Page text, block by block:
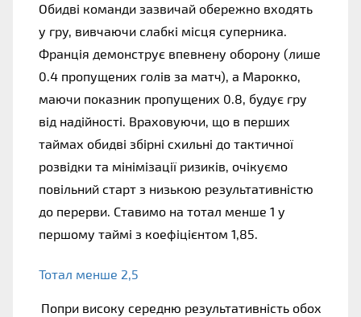
Обидві команди зазвичай обережно входять
у гру, вивчаючи слабкі місця суперника.
Франція демонструє впевнену оборону (лише
0.4 пропущених голів за матч), а Марокко,
маючи показник пропущених 0.8, будує гру
від надійності. Враховуючи, що в перших
таймах обидві збірні схильні до тактичної
розвідки та мінімізації ризиків, очікуємо
повільний старт з низькою результативністю
до перерви. Ставимо на тотал менше 1 у
першому таймі з коефіцієнтом 1,85.
Тотал менше 2,5
Попри високу середню результативність обох